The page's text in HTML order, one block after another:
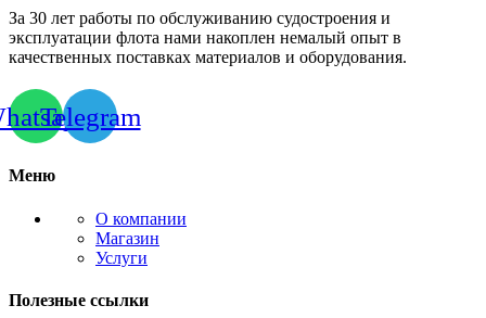
За 30 лет работы по обслуживанию судостроения и
эксплуатации флота нами накоплен немалый опыт в
качественных поставках материалов и оборудования.
Telegram
Меню
О компании
Магазин
Услуги
Полезные ссылки